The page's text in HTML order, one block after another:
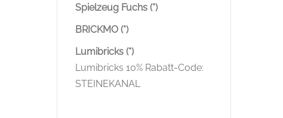
Spielzeug Fuchs (*)
BRICKMO (*)
Lumibricks (*)
Lumibricks 10% Rabatt-Code:
STEINEKANAL